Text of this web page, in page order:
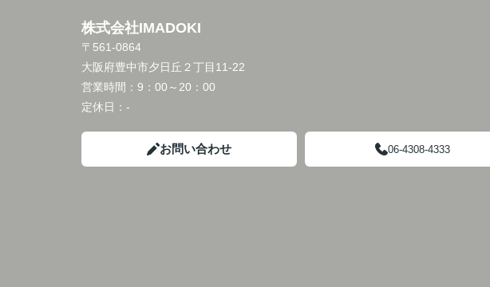
株式会社IMADOKI
〒561-0864
大阪府豊中市夕日丘２丁目11-22
営業時間： 9：00～20：00
定休日： -
お問い合わせ 06-4308-4333